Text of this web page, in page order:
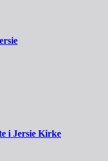
i Jersie Kirke